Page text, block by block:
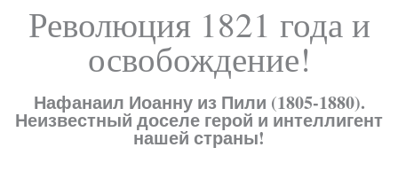
Революция 1821 года и
освобождение!
Нафанаил Иоанну из Пили (1805-1880).
Неизвестный доселе герой и интеллигент
нашей страны!